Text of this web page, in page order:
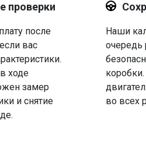
проверки
после
вас
ходе
замер
и снятие
Наши
очередь
во всех